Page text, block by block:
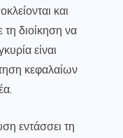
και
τη διοίκηση να
είναι
κεφαλαίων
εντάσσει τη